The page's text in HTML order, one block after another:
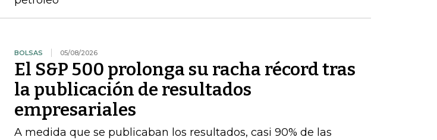
BOLSAS 05/08/2026
El S&P 500 prolonga su racha récord tras
la publicación de resultados
empresariales
A medida que se publicaban los resultados, casi 90% de las